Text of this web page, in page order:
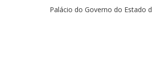
Palácio do Governo do Estado